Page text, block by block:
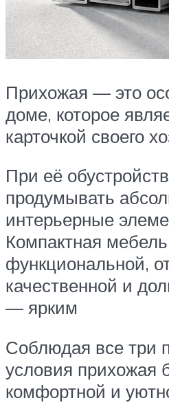
Прихожая — это
доме, которое
карточкой своего
При её
продумывать
интерьерные
Компактная
функциональной,
качественной и
— ярким
Соблюдая все три
условия прихожая
комфортной и